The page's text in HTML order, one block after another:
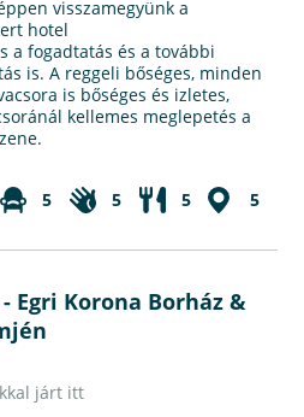
visszamegyünk a
hotel
a fogadtatás és a további
is. A reggeli bőséges, minden
is bőséges és izletes,
kellemes meglepetés a
5 5 5 5
Egri Korona Borház &
járt itt